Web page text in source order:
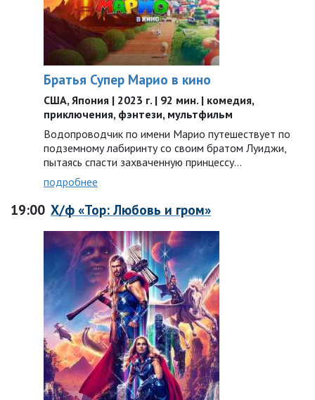
Братья Супер Марио в кино
США, Япония | 2023 г. | 92 мин. | комедия,
приключения, фэнтези, мультфильм
Водопроводчик по имени Марио путешествует по
подземному лабиринту со своим братом Луиджи,
пытаясь спасти захваченную принцессу…
подробнее
19:00 Х/ф «Тор: Любовь и гром»